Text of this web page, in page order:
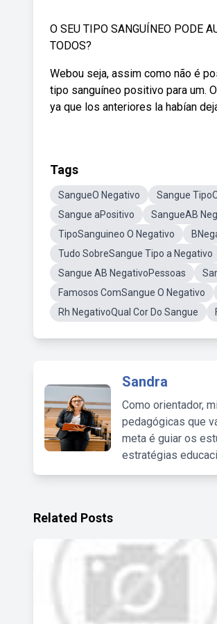
O SEU TIPO SANGUÍNEO PODE
TODOS?
Webou seja, assim como não é
tipo sanguíneo positivo para um.
ya que los anteriores la habían
Tags
SangueO Negativo Sangue
Sangue aPositivo
SangueAB
TipoSanguineo O Negativo
Tudo SobreSangue Tipo a Negativo
Sangue AB NegativoPessoas
Famosos ComSangue O Negativo
Rh NegativoQual Cor Do Sangue
Sandra
Como orientador,
pedagógicas que
meta é guiar os
estratégias
Related Posts